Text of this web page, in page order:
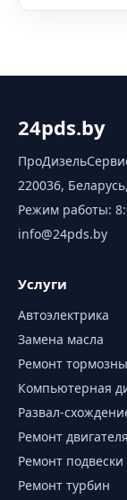
24pds.by
220036,
Режим работы:
info@24pds.by
Услуги
Автоэлектрика
Замена масла
Ремонт
Компьютерная
Развал-
Ремонт двигателя
Ремонт подвески
Ремонт турбин